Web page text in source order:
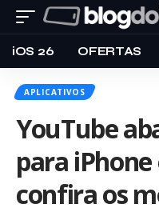
iOS 26 OFERTAS
APLICATIVOS
YouTube
para
confira os